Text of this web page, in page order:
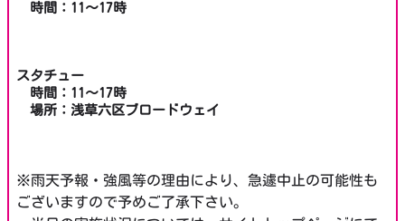
時間：11～17時
スタチュー
時間：11～17時
場所：浅草六区ブロードウェイ
※雨天予報・強風等の理由により、急遽中止の可能性も
ございますので予めご了承下さい。